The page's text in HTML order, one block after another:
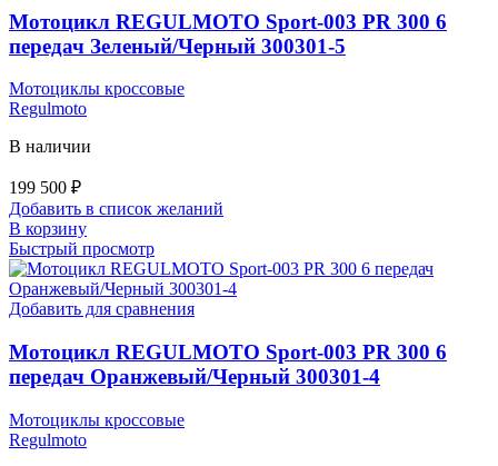
Мотоцикл REGULMOTO Sport-003 PR 300 6
передач Зеленый/Черный 300301-5
Мотоциклы кроссовые
Regulmoto
В наличии
199 500 ₽
Добавить в список желаний
В корзину
Быстрый просмотр
Добавить для сравнения
Мотоцикл REGULMOTO Sport-003 PR 300 6
передач Оранжевый/Черный 300301-4
Мотоциклы кроссовые
Regulmoto